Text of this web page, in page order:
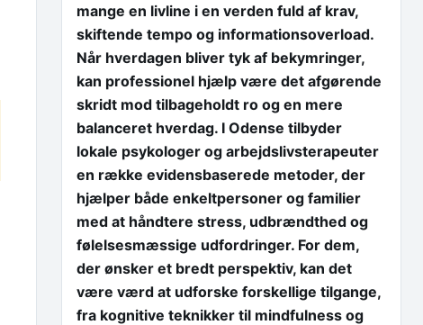
mange en livline i en verden fuld af krav,
skiftende tempo og informationsoverload.
Når hverdagen bliver tyk af bekymringer,
kan professionel hjælp være det afgørende
skridt mod tilbageholdt ro og en mere
balanceret hverdag. I Odense tilbyder
lokale psykologer og arbejdslivsterapeuter
en række evidensbaserede metoder, der
hjælper både enkeltpersoner og familier
med at håndtere stress, udbrændthed og
følelsesmæssige udfordringer. For dem,
der ønsker et bredt perspektiv, kan det
være værd at udforske forskellige tilgange,
fra kognitive teknikker til mindfulness og